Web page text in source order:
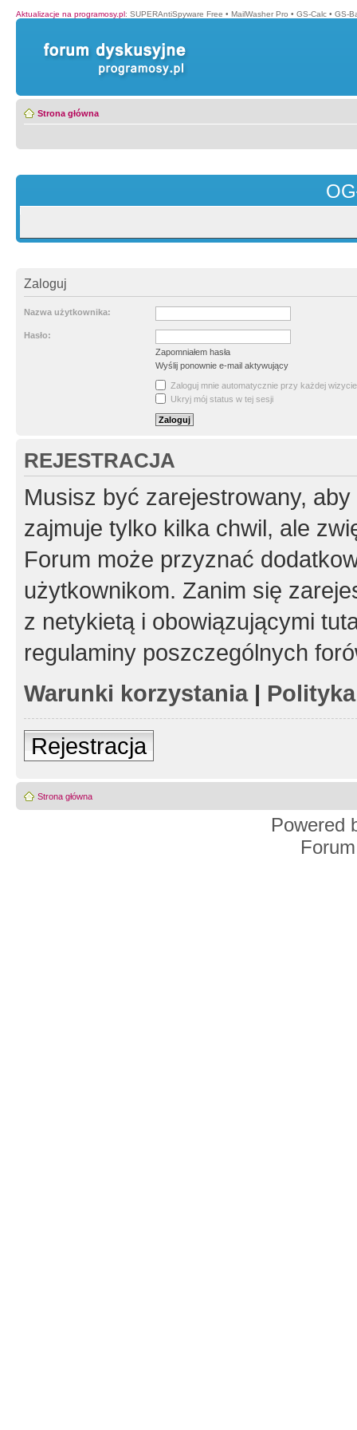
Aktualizacje na programosy.pl: SUPERAntiSpyware Free • MailWasher Pro • GS-Calc • GS-
Strona główna
Zaloguj
Nazwa użytkownika:
Hasło:
Zapomniałem hasła
Wyślij ponownie e-mail aktywujący
Zaloguj mnie automatycznie przy każdej wizycie
Ukryj mój status w tej sesji
REJESTRACJA
Musisz być zarejestrowany,
zajmuje tylko kilka chwil, ale
Forum może przyznać
użytkownikom. Zanim się
z netykietą i obowiązującymi
regulaminy poszczególnych
Warunki korzystania|
Rejestracja
Strona główna
Powered